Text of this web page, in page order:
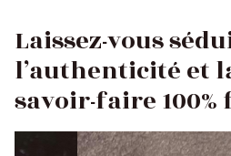
Laissez-vous
l’authenticité et
savoir-faire